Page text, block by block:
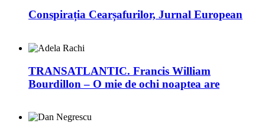
Conspirația Cearșafurilor, Jurnal European
TRANSATLANTIC. Francis William
Bourdillon – O mie de ochi noaptea are